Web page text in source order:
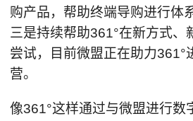
购产品，帮助终端导购进行体
三是持续帮助361°在新方式、
尝试，目前微盟正在助力361°
营。
像361°这样通过与微盟进行数